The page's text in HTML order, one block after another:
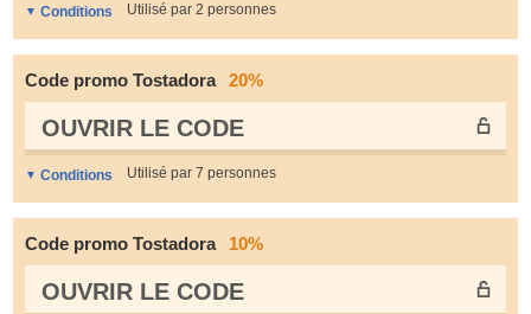
Conditions Utilisé par 2 personnes
Code promo Tostadora 20%
OUVRIR LE СODE
Conditions Utilisé par 7 personnes
Code promo Tostadora 10%
OUVRIR LE СODE